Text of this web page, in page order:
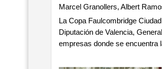
Marcel Granollers, Albert
La Copa Faulcombridge
Diputación de Valencia,
empresas donde se encuentra